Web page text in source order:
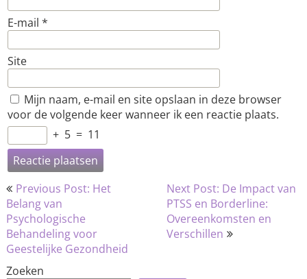
E-mail *
Site
Mijn naam, e-mail en site opslaan in deze browser
voor de volgende keer wanneer ik een reactie plaats.
+ 5 = 11
Bericht
navigatie
Previous Post: Het
Belang van
Psychologische
Behandeling voor
Geestelijke Gezondheid
Next Post: De Impact van
PTSS en Borderline:
Overeenkomsten en
Verschillen
Zoeken